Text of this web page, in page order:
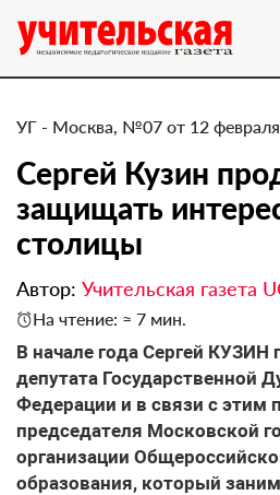
УГ - Москва, №07 от 12
Сергей Кузин
защищать
столицы
Автор: Учительская газета
На чтение: ≈ 7 мин.
​В начале года Сергей КУЗИН
депутата Государственной
Федерации и в связи с этим
председателя Московской
организации
образования, который